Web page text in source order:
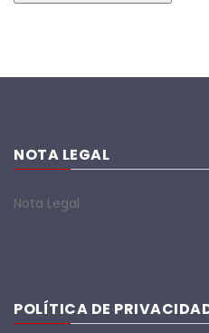
NOTA LEGAL
Nota Legal
POLÍTICA DE